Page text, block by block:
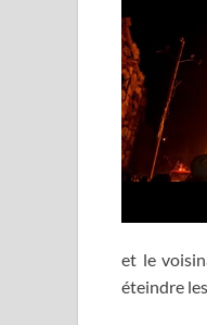
et le
éteindre